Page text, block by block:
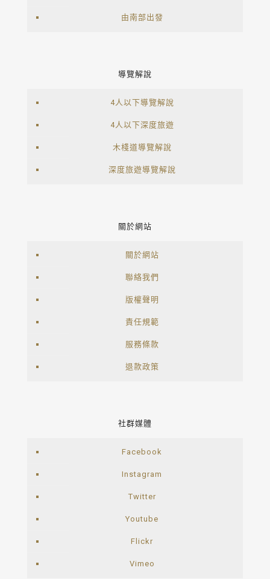
由南部出發
導覽解說
4人以下導覽解說
4人以下深度旅遊
木棧道導覽解說
深度旅遊導覽解說
關於網站
關於網站
聯絡我們
版權聲明
責任規範
服務條款
退款政策
社群媒體
Facebook
Instagram
Twitter
Youtube
Flickr
Vimeo